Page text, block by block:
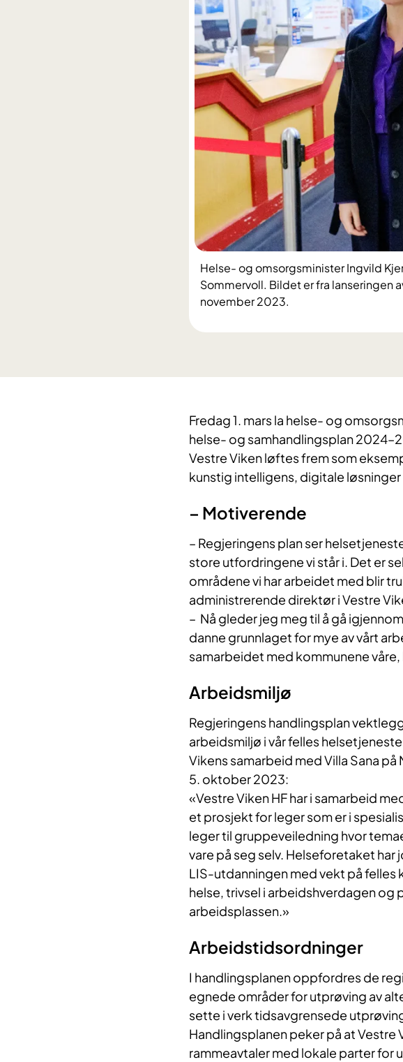
Helse- og omsorgsminister Ingvild
Sommervoll. Bildet er fra lanseringen
november 2023.
​Fredag 1. mars la helse- og
helse- og samhandlingsplan
Vestre Viken løftes frem som
kunstig intelligens, digitale
– Motiverende
– Regjeringens plan ser
store utfordringene vi står i. Det er
områdene vi har arbeidet med blir
administrerende direktør i Vestre
– Nå gleder jeg meg til å gå
danne grunnlaget for mye av vårt
samarbeidet med kommunene våre,
Arbeidsmiljø
Regjeringens handlingsplan
arbeidsmiljø i vår felles
Vikens samarbeid med Villa Sana
5. oktober 2023:
«Vestre Viken HF har i samarbeid
et prosjekt for leger som er i
leger til gruppeveiledning hvor
vare på seg selv. Helseforetaket
LIS-utdanningen med vekt på
helse, trivsel i arbeidshverdagen
arbeidsplassen.»
Arbeidstidsordninger
I handlingsplanen oppfordres de
egnede områder for utprøving av
sette i verk tidsavgrensede
Handlingsplanen peker på at Vestre
rammeavtaler med lokale parter for